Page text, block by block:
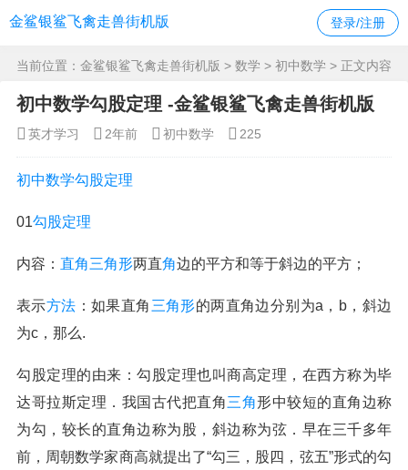
金鲨银鲨飞禽走兽街机版 登录/注册
当前位置： 金鲨银鲨飞禽走兽街机版 > 数学 > 初中数学 > 正文内容
初中数学勾股定理 -金鲨银鲨飞禽走兽街机版
英才学习 2年前 初中数学 225
初中数学勾股定理
01勾股定理
内容： 直角三角形两直角边的平方和等于斜边的平方；
表示方法 ：如果直角 三角形的两直角边分别为a，b，斜边
为c，那么.
勾股定理的由来：勾股定理也叫商高定理，在西方称为毕
达哥拉斯定理．我国古代把直角三角形中较短的直角边称
为勾，较长的直角边称为股，斜边称为弦．早在三千多年
前，周朝数学家商高就提出了“勾三，股四，弦五”形式的勾